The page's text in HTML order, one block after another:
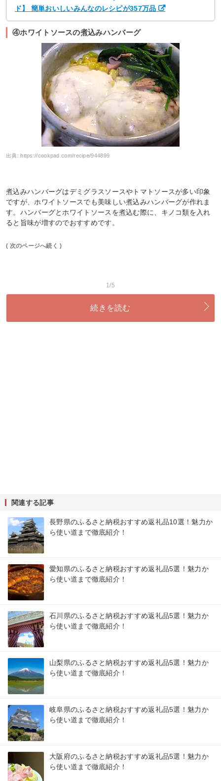
ド】 簡単おいしいみんなのレシピが357万品
④ホワイトソースの煮込みハンバーグ
出典:https://cookpad.com/recipe/944899
煮込みハンバーグはデミグラスソースやトマトソースが多い印象
ですが、ホワイトソースでも美味しい煮込みハンバーグが作れま
す。ハンバーグとホワイトソースを煮込む際に、キノコ類を入れ
ると旨味が増すのでおすすめです。
( 次のページへ続く )
1/5
続きを読む
関連する記事
長野県のふるさと納税おすすめ返礼品10選！魅力か
ら使い道まで徹底紹介！
愛知県のふるさと納税おすすめ返礼品5選！魅力か
ら使い道まで徹底紹介！
石川県のふるさと納税おすすめ返礼品5選！魅力か
ら使い道まで徹底紹介！
山梨県のふるさと納税おすすめ返礼品5選！魅力か
ら使い道まで徹底紹介！
岐阜県のふるさと納税おすすめ返礼品5選！魅力か
ら使い道まで徹底紹介！
大阪府のふるさと納税おすすめ返礼品5選！魅力か
ら使い道まで徹底紹介！